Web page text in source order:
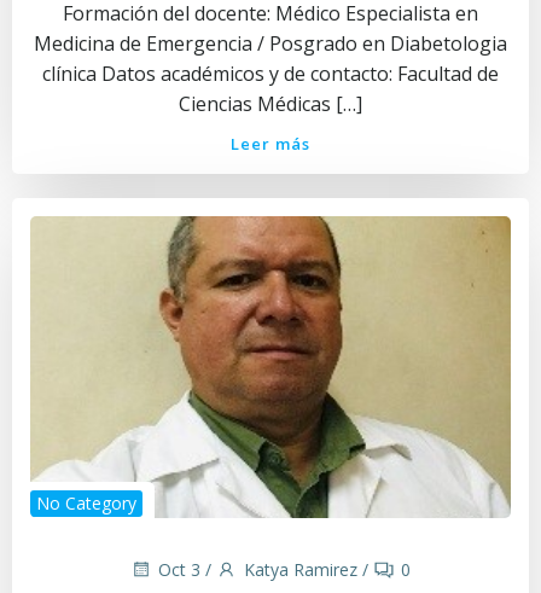
Formación del docente: Médico Especialista en
Medicina de Emergencia / Posgrado en Diabetologia
clínica Datos académicos y de contacto: Facultad de
Ciencias Médicas […]
Leer más
No Category
Oct 3 / Katya Ramirez / 0